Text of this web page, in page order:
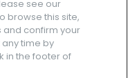
規約
Settings
see our
browse this site,
and confirm your
time by
in the footer of